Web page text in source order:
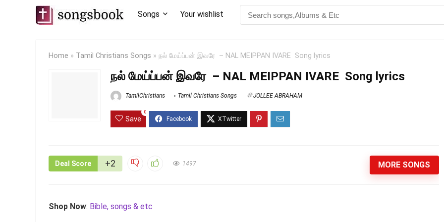
Songs Your wishlist
Home » Tamil Christians Songs » நல் மேய்ப்பன் இவரே – NAL MEIPPAN IVARE Song lyrics
நல் மேய்ப்பன் இவரே – NAL MEIPPAN IVARE Song lyrics
TamilChristians Tamil Christians Songs JOLLEE ABRAHAM
Save
0
Deal Score +2 1497 MORE SONGS
Shop Now: Bible, songs & etc